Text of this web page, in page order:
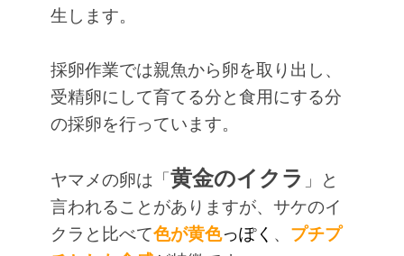
生します。
採卵作業では親魚から卵を取り出し、
受精卵にして育てる分と食用にする分
の採卵を行っています。
ヤマメの卵は「 黄金のイクラ 」と
言われることがありますが、サケのイ
クラと比べて色が黄色っぽく 、 プチプ